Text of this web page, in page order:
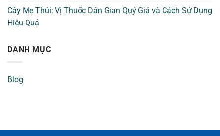
Cây Me Thúi: Vị Thuốc Dân Gian Quý Giá và Cách Sử Dụng
Hiệu Quả
DANH MỤC
Blog